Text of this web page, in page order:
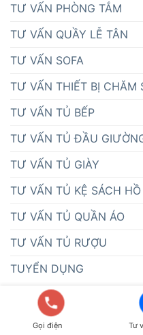
TƯ VẤN PHÒNG TẮM
TƯ VẤN QUẦY LỄ TÂN
TƯ VẤN SOFA
TƯ VẤN THIẾT BỊ CHĂM
TƯ VẤN TỦ BẾP
TƯ VẤN TỦ ĐẦU
TƯ VẤN TỦ GIÀY
TƯ VẤN TỦ KỆ SÁCH HỒ
TƯ VẤN TỦ QUẦN ÁO
TƯ VẤN TỦ RƯỢU
TUYỂN DỤNG
Gọi điện Tư